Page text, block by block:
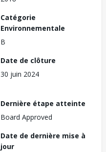
Catégorie
Environnementale
B
Date de clôture
30 juin 2024
Dernière étape atteinte
Board Approved
Date de dernière mise à
jour